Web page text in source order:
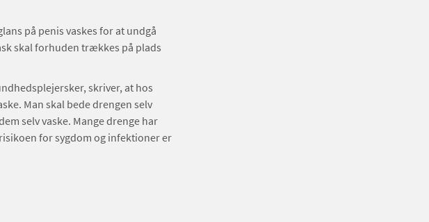
på penis vaskes for at undgå
skal forhuden trækkes på plads
skriver, at hos
Man skal bede drengen selv
selv vaske. Mange drenge har
for sygdom og infektioner er